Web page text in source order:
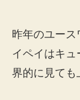
昨年のユース
イペイはキ
界的に見ても